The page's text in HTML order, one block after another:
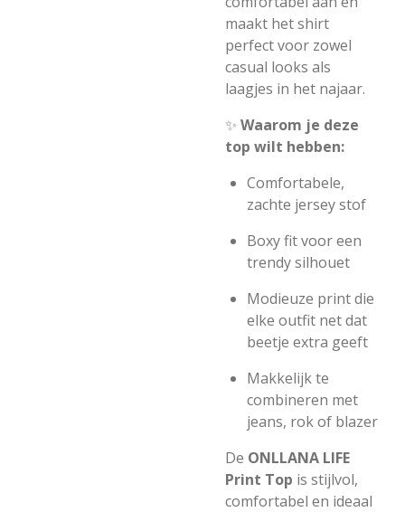
maakt het shirt
perfect voor zowel
casual looks als
laagjes in het najaar.
✨ Waarom je deze
top wilt hebben:
Comfortabele,
zachte jersey stof
Boxy fit voor een
trendy silhouet
Modieuze print die
elke outfit net dat
beetje extra geeft
Makkelijk te
combineren met
jeans, rok of blazer
De ONLLANA LIFE
Print Top is stijlvol,
comfortabel en ideaal